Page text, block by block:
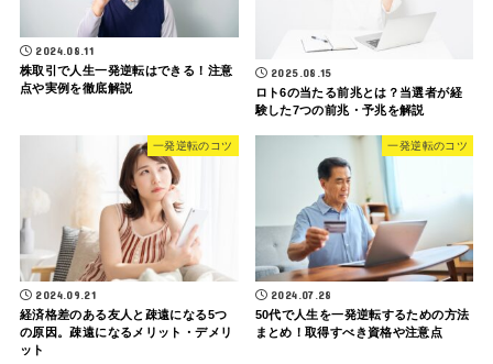
2024.08.11
株取引で人生一発逆転はできる！注意
点や実例を徹底解説
2025.08.15
ロト6の当たる前兆とは？当選者が経
験した7つの前兆・予兆を解説
一発逆転のコツ
2024.09.21
経済格差のある友人と疎遠になる5つ
の原因。疎遠になるメリット・デメリ
ット
一発逆転のコツ
2024.07.28
50代で人生を一発逆転するための方法
まとめ！取得すべき資格や注意点